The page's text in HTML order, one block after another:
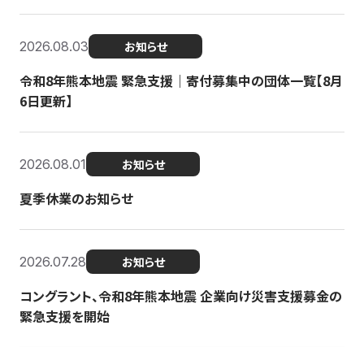
2026.08.03 お知らせ
令和8年熊本地震 緊急支援｜寄付募集中の団体一覧【8月
6日更新】
2026.08.01 お知らせ
夏季休業のお知らせ
2026.07.28 お知らせ
コングラント、令和8年熊本地震 企業向け災害支援募金の
緊急支援を開始